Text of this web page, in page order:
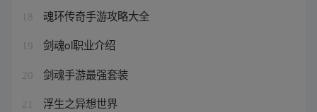
18 魂环传奇手游攻略大全
19 剑魂ol职业介绍
20 剑魂手游最强套装
21 浮生之异想世界